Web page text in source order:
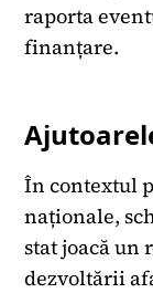
raporta
finanțare.
În contextul
naționale,
stat joacă
dezvoltării